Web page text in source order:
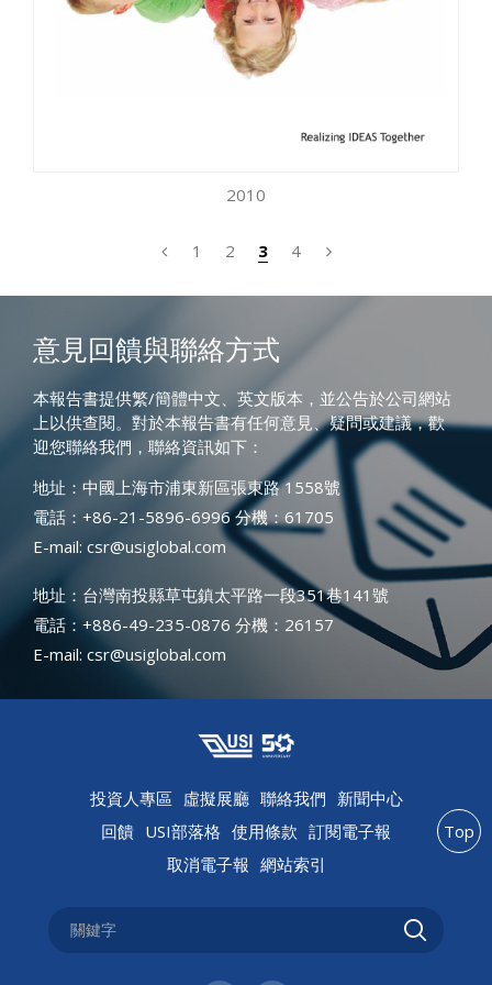
2010
1 2 3 4
意見回饋與聯絡方式
本報告書提供繁/簡體中文、英文版本，並公告於公司網站
上以供查閱。對於本報告書有任何意見、疑問或建議，歡
迎您聯絡我們，聯絡資訊如下：
地址：中國上海市浦東新區張東路 1558號
電話：+86-21-5896-6996 分機：61705
E-mail: csr@usiglobal.com
地址：台灣南投縣草屯鎮太平路一段351巷141號
電話：+886-49-235-0876 分機：26157
E-mail: csr@usiglobal.com
投資人專區 虛擬展廳 聯絡我們 新聞中心
回饋 USI部落格 使用條款 訂閱電子報
取消電子報 網站索引
Top